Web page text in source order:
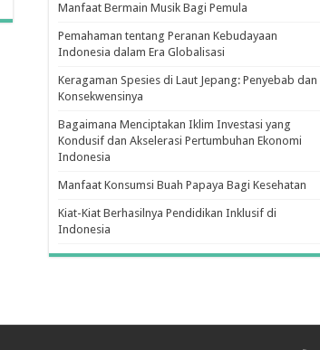
Manfaat Bermain Musik Bagi Pemula
Pemahaman tentang Peranan Kebudayaan
Indonesia dalam Era Globalisasi
Keragaman Spesies di Laut Jepang: Penyebab dan
Konsekwensinya
Bagaimana Menciptakan Iklim Investasi yang
Kondusif dan Akselerasi Pertumbuhan Ekonomi
Indonesia
Manfaat Konsumsi Buah Papaya Bagi Kesehatan
Kiat-Kiat Berhasilnya Pendidikan Inklusif di
Indonesia